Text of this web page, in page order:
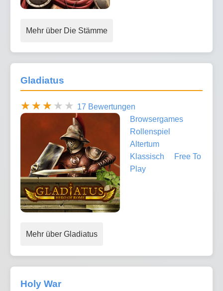
Mehr über Die Stämme
Gladiatus
17 Bewertungen
Browsergames
Rollenspiel
Altertum
Klassisch
Free To
Play
Mehr über Gladiatus
Holy War